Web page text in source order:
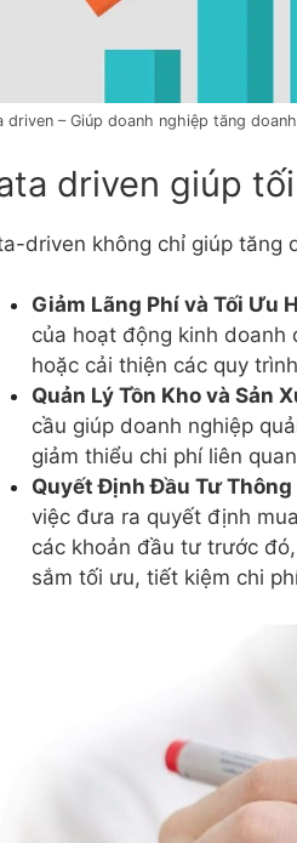
driven – Giúp doanh nghiệp tăng
driven giúp
driven không chỉ giúp tăng
Giảm Lãng Phí và Tối Ưu
của hoạt động kinh doanh
hoặc cải thiện các quy
Quản Lý Tồn Kho và Sản
cầu giúp doanh nghiệp
giảm thiểu chi phí liên
Quyết Định Đầu Tư Thông
việc đưa ra quyết định
các khoản đầu tư trước
sắm tối ưu, tiết kiệm chi